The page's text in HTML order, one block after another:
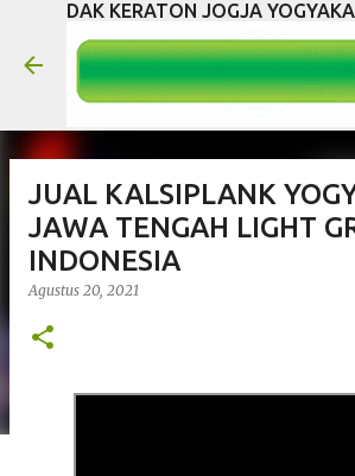
DAK KERATON JOGJA
JUAL KALSIPLANK
JAWA TENGAH LIGHT
INDONESIA
Agustus 20, 2021